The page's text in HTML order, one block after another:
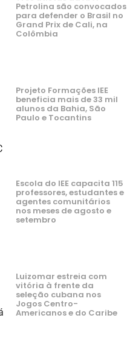
Petrolina são convocados
para defender o Brasil no
Grand Prix de Cali, na
Colômbia
Projeto Formações IEE
beneficia mais de 33 mil
alunos da Bahia, São
Paulo e Tocantins
Escola do IEE capacita 115
professores, estudantes e
agentes comunitários
nos meses de agosto e
setembro
Luizomar estreia com
vitória à frente da
seleção cubana nos
Jogos Centro-
Americanos e do Caribe